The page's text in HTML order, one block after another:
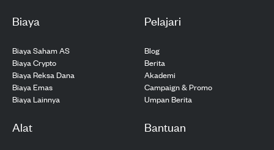
Biaya
Biaya Saham AS
Biaya Crypto
Biaya Reksa Dana
Biaya Emas
Biaya Lainnya
Pelajari
Blog
Berita
Akademi
Campaign & Promo
Umpan Berita
Alat Bantuan